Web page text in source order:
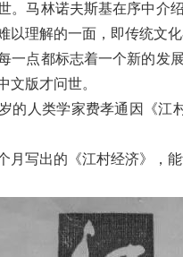
。马林诺夫斯基在序中
以理解的一面，即传统文
一点都标志着一个新的发
文版才问世。
的人类学家费孝通因《
月写出的《江村经济》，